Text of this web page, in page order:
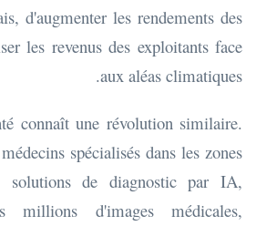
d'augmenter les rendements des
les revenus des exploitants face
aux aléas climatiques.
connaît une révolution similaire.
spécialisés dans les zones
solutions de diagnostic par IA,
millions d'images médicales,